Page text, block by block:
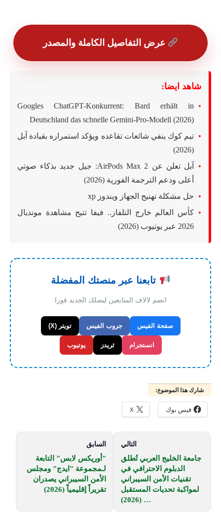
عرض التفاصيل الكاملة والمصدر
شاهد ايضا:
Googles ChatGPT-Konkurrent: Bard erhält in
Deutschland das schnelle Gemini-Pro-Modell (2026)
تيم كوك ينفي شائعات تقاعده ويؤكد استمراره بقيادة آبل
(2026)
آبل تعلن عن AirPods Max 2: جيل جديد بذكاء صوتي
أعلى ودعم الترجمة الفورية (2026)
حل مشكلة تهنيج الجهاز ويندوز xp
كأس العالم خارج التلفاز.. فيفا تتيح مشاهدة مونديال
2026 عبر يوتيوب (2026)
تابعنا عبر منصتك المفضلة
انضم لالاف المتابعين ليصلك الجديد فورا
صفحة الفيس جروب الفيس تويتر (X)
انستجرام ثريدز يوتيوب
شارك هذا الموضوع:
فيس بوك X
التالي
جامعة الخليج العربي تُطلق
الدبلوم الاحترافي في
تقنيات الأمن السيبراني
لمواكبة تحديات المستقبل
… (2026)
السابق
"أوريكس لابس" التابعة
لـمجموعة "ايدج" ومجلس
الأمن السيبراني يصدران
تقريراً إقليمياً (2026)